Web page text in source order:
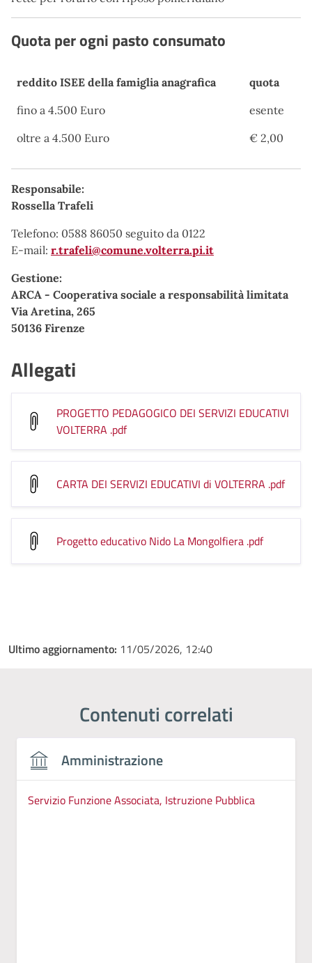
Quota per ogni pasto consumato
reddito ISEE della famiglia anagrafica
quota
reddito ISEE della famiglia anagrafica
quota
fino a 4.500 Euro
esente
oltre a 4.500 Euro
€ 2,00
Responsabile:
Rossella Trafeli
Telefono: 0588 86050 seguito da 0122
E-mail: r.trafeli@comune.volterra.pi.it
Gestione:
ARCA - Cooperativa sociale a responsabilità limitata
Via Aretina, 265
50136 Firenze
Allegati
PROGETTO PEDAGOGICO DEI SERVIZI EDUCATIVI
VOLTERRA .pdf
CARTA DEI SERVIZI EDUCATIVI di VOLTERRA .pdf
Progetto educativo Nido La Mongolfiera .pdf
Ultimo aggiornamento: 11/05/2026, 12:40
Contenuti correlati
Amministrazione
Servizio Funzione Associata, Istruzione Pubblica